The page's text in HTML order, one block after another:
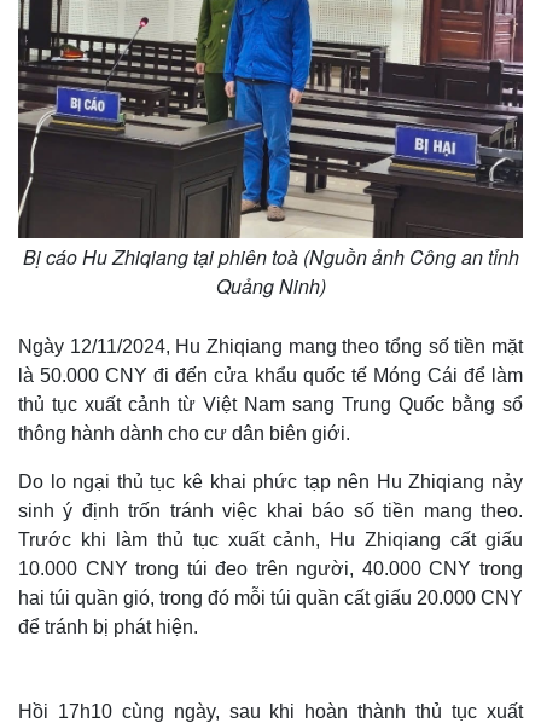
Bị cáo Hu Zhiqiang tại phiên toà (Nguồn ảnh Công an tỉnh
Quảng Ninh)
Ngày 12/11/2024, Hu Zhiqiang mang theo tổng số tiền mặt
là 50.000 CNY đi đến cửa khẩu quốc tế Móng Cái để làm
thủ tục xuất cảnh từ Việt Nam sang Trung Quốc bằng sổ
thông hành dành cho cư dân biên giới.
Do lo ngại thủ tục kê khai phức tạp nên Hu Zhiqiang nảy
sinh ý định trốn tránh việc khai báo số tiền mang theo.
Trước khi làm thủ tục xuất cảnh, Hu Zhiqiang cất giấu
10.000 CNY trong túi đeo trên người, 40.000 CNY trong
hai túi quần gió, trong đó mỗi túi quần cất giấu 20.000 CNY
để tránh bị phát hiện.
Hồi 17h10 cùng ngày, sau khi hoàn thành thủ tục xuất